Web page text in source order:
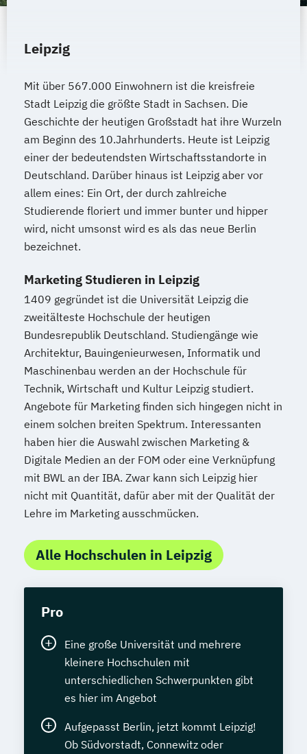
Leipzig
Mit über 567.000 Einwohnern ist die kreisfreie
Stadt Leipzig die größte Stadt in Sachsen. Die
Geschichte der heutigen Großstadt hat ihre Wurzeln
am Beginn des 10.Jahrhunderts. Heute ist Leipzig
einer der bedeutendsten Wirtschaftsstandorte in
Deutschland. Darüber hinaus ist Leipzig aber vor
allem eines: Ein Ort, der durch zahlreiche
Studierende floriert und immer bunter und hipper
wird, nicht umsonst wird es als das neue Berlin
bezeichnet.
Marketing Studieren in Leipzig
1409 gegründet ist die Universität Leipzig die
zweitälteste Hochschule der heutigen
Bundesrepublik Deutschland. Studiengänge wie
Architektur, Bauingenieurwesen, Informatik und
Maschinenbau werden an der Hochschule für
Technik, Wirtschaft und Kultur Leipzig studiert.
Angebote für Marketing finden sich hingegen nicht in
einem solchen breiten Spektrum. Interessanten
haben hier die Auswahl zwischen Marketing &
Digitale Medien an der FOM oder eine Verknüpfung
mit BWL an der IBA. Zwar kann sich Leipzig hier
nicht mit Quantität, dafür aber mit der Qualität der
Lehre im Marketing ausschmücken.
Alle Hochschulen in Leipzig
Pro
Eine große Universität und mehrere
kleinere Hochschulen mit
unterschiedlichen Schwerpunkten gibt
es hier im Angebot
Aufgepasst Berlin, jetzt kommt Leipzig!
Ob Südvorstadt, Connewitz oder